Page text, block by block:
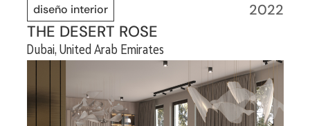
diseño interior 2022
THE DESERT ROSE
Dubai, United Arab Emirates